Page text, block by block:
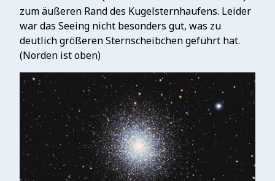
zum äußeren Rand des Kugelsternhaufens. Leider
war das Seeing nicht besonders gut, was zu
deutlich größeren Sternscheibchen geführt hat.
(Norden ist oben)